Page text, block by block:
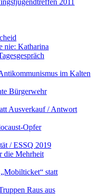
2011
nie: Katharina
im Kalten
Bürgerwehr
Ausverkauf / Antwort
Opfer
/ ESSQ 2019
die Mehrheit
statt
Raus aus